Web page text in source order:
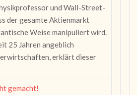
und Wall-Street-
der gesamte Aktienmarkt
Weise manipuliert wird.
25 Jahren angeblich
erklärt dieser
gemacht!